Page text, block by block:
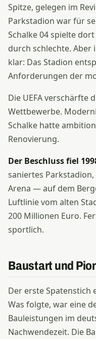
Spitze, gelegen im
Parkstadion war für
Schalke 04 spielte
durch schlechte. Aber
klar: Das Stadion
Anforderungen der
Die UEFA verschärfte
Wettbewerbe.
Schalke hatte
Renovierung.
Der Beschluss fiel
saniertes
Arena — auf dem
Luftlinie vom alten
200 Millionen Euro.
sportlich.
Baustart und
Der erste Spatenstich
Was folgte, war eine
Bauleistungen im
Nachwendezeit. Die